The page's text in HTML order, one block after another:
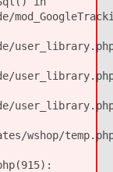
wshop/